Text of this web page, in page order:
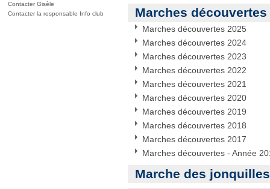
Contacter Gisèle
Contacter la responsable Info club
Marches
Marches découvertes 2025
Marches découvertes 2024
Marches découvertes 2023
Marches découvertes 2022
Marches découvertes 2021
Marches découvertes 2020
Marches découvertes 2019
Marches découvertes 2018
Marches découvertes 2017
Marches découvertes - Année
Marche des jonquilles